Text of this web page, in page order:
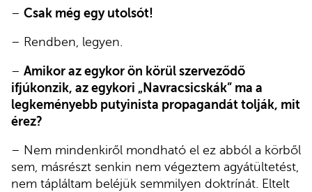
– Csak még egy utolsót!
– Rendben, legyen.
– Amikor az egykor ön körül szerveződő
ifjúkonzik, az egykori „Navracsicskák” ma a
legkeményebb putyinista propagandát tolják, mit
érez?
– Nem mindenkiről mondható el ez abból a körből
sem, másrészt senkin nem végeztem agyátültetést,
nem tápláltam beléjük semmilyen doktrínát. Eltelt